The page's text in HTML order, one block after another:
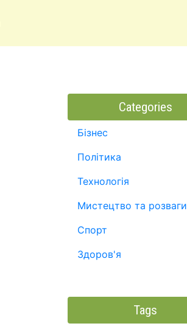
Categories
Бізнес
Політика
Технологія
Мистецтво та розваги
Спорт
Здоров'я
Tags